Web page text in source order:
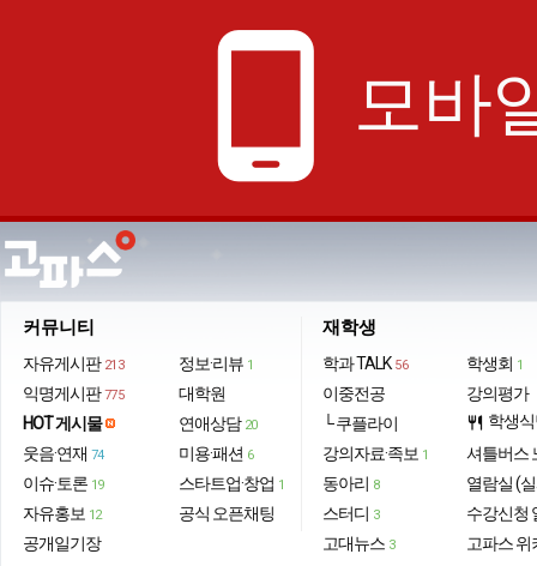
phone_android 모바
커뮤니티
자유게시판 213
익명게시판 775
HOT 게시물
웃음·연재 74
이슈·토론 19
자유홍보 12
공개일기장
정보·리뷰 1
대학원
연애상담 20
미용·패션 6
스타트업·창업 1
공식 오픈채팅
재학생
학과 TALK 56
이중전공
└ 쿠플라이
강의자료·족보 1
동아리 8
스터디 3
고대뉴스 3
학생회 1
강의평가
restaurant 학생
셔틀버스
열람실 (
수강신청
고파스 위